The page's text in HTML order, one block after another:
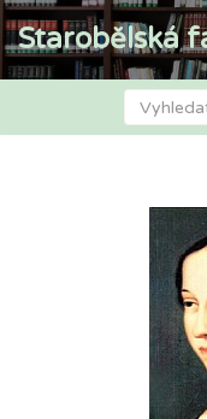
Přeskočit
Starobělská